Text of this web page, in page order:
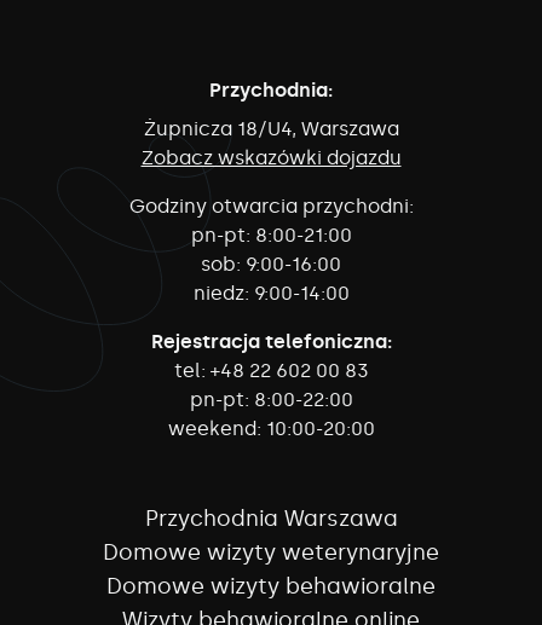
Przychodnia:
Żupnicza 18/U4, Warszawa
Zobacz wskazówki dojazdu
Godziny otwarcia przychodni:
pn-pt: 8:00-21:00
sob: 9:00-16:00
niedz: 9:00-14:00
Rejestracja telefoniczna:
tel: +48 22 602 00 83
pn-pt: 8:00-22:00
weekend: 10:00-20:00
Przychodnia Warszawa
Domowe wizyty weterynaryjne
Domowe wizyty behawioralne
Wizyty behawioralne online